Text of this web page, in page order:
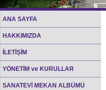
ANA SAYFA
HAKKIMIZDA
İLETİŞİM
YÖNETİM ve KURULLAR
SANATEVİ MEKAN ALBÜMÜ